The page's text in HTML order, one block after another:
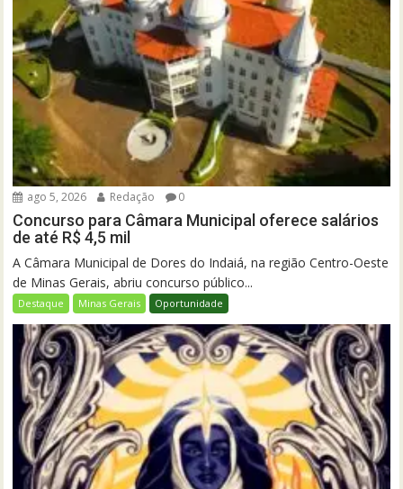
ago 5, 2026 Redação 0
Concurso para Câmara Municipal oferece salários
de até R$ 4,5 mil
A Câmara Municipal de Dores do Indaiá, na região Centro-Oeste
de Minas Gerais, abriu concurso público...
Destaque Minas Gerais Oportunidade